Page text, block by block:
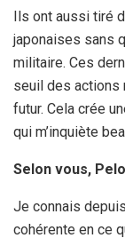
Ils ont aussi tiré
japonaises sans
militaire. Ces
seuil des actions
futur. Cela crée
qui m’inquiète
Selon vous,
Je connais
cohérente en ce